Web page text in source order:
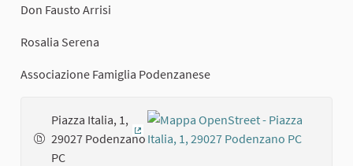
Don Fausto Arrisi
Rosalia Serena
Associazione Famiglia Podenzanese
Piazza Italia, 1,
29027 Podenzano
PC
(Collegamento esterno)